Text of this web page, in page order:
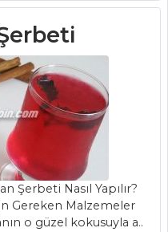
Şerbeti Nasıl Yapılır?
Gereken Malzemeler
o güzel kokusuyla a..